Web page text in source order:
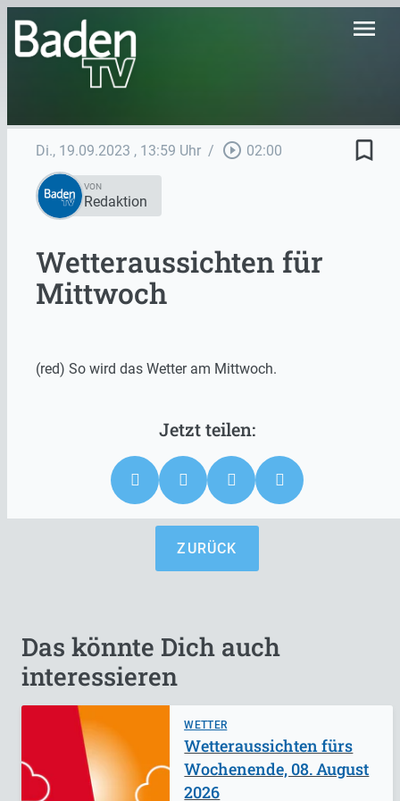
menu
Di., 19.09.2023 , 13:59 Uhr / play_circle_outline 02:00 bookmark_border
VON
Redaktion
Wetteraussichten für
Mittwoch
(red) So wird das Wetter am Mittwoch.
ZURÜCK
Das könnte Dich auch
interessieren
WETTER
Wetteraussichten fürs
Wochenende, 08. August
2026